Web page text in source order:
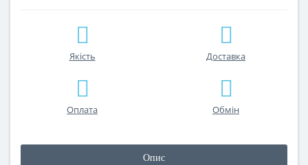
Якість Доставка
Оплата Обмін
Опис